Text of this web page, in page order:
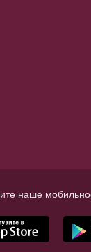
наше